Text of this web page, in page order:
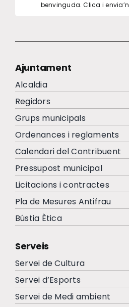
benvinguda. Clica i
Ajuntament
Alcaldia
Regidors
Grups municipals
Ordenances i reglaments
Calendari del Contribuent
Pressupost municipal
Licitacions i contractes
Pla de Mesures Antifrau
Bústia Ètica
Serveis
Servei de Cultura
Servei d’Esports
Servei de Medi ambient